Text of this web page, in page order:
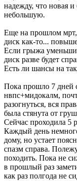
надежду, что новая
небольшую.
Еще на прошлом
диск как-то...
Если грыжа
диск разве будет
Есть ли шансы на
Пока прошло 7 дней
нвпс+мидокалм,
разогнуться, вся
была стянута от
Сейчас проходила 5
Каждый день
дому, но устает
спазм справа.
походить. Пока не
в прошлый раз
как раз полгода не